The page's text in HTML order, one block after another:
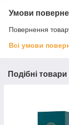
Умови
Повернення
Всі умови
Подібні товари